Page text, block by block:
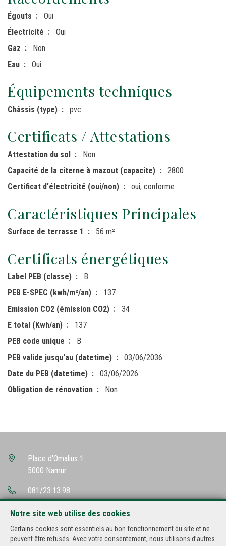
Égouts
Oui
Électricité
Oui
Gaz
Non
Eau
Oui
Équipements techniques
Châssis (type) pvc
Certificats / Attestations
Attestation du sol
Non
Capacité de la citerne à mazout (capacite)
2800
Certificat d'électricité (oui/non)
oui, conforme
Caractéristiques Principales
Surface de terrasse 1 56 m²
Certificats énergétiques
Label PEB (classe)
B
PEB E-SPEC (kwh/m²/an)
137
Emission CO2 (émission CO2)
34
E total (Kwh/an)
137
PEB code unique
B
PEB valide jusqu'au (datetime)
03/06/2036
Date du PEB (datetime)
03/06/2026
Obligation de rénovation
Non
Notre site web utilise des cookies
Certains cookies sont essentiels au bon fonctionnement du site et ne
peuvent être refusés. Avec votre consentement, nous utilisons d’autres
Place d'Omalius 1
5000 Namur
081/23.13.98
info@hutimo.be
Agent immobilier intermédiaire agréé IPI sous le numéro 500.502 en
Belgique